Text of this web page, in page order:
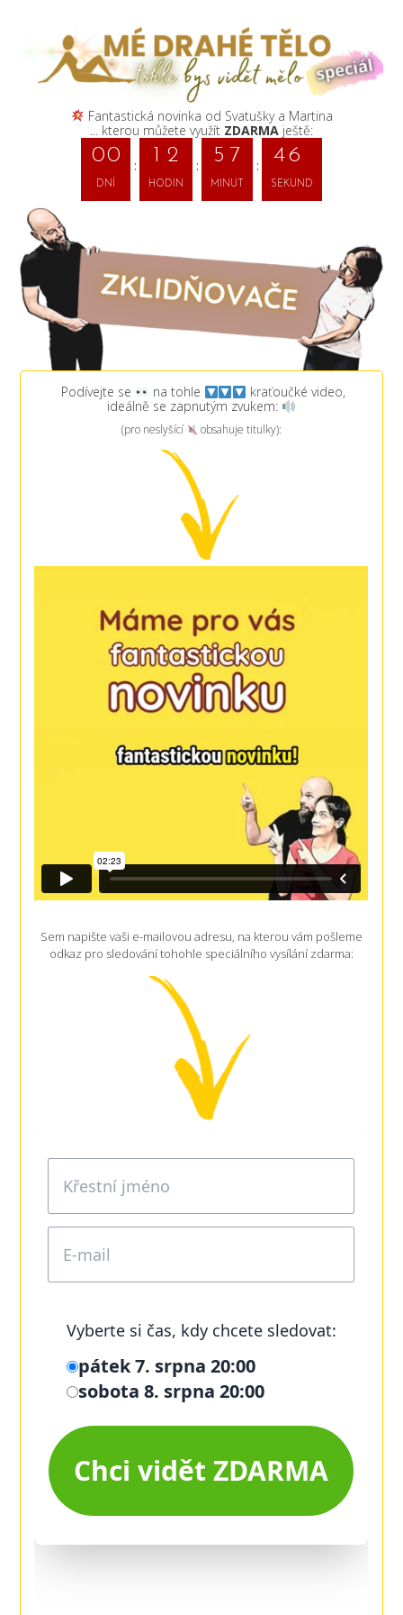
Fantastická novinka od Svatušky a Martina
... kterou můžete využít ZDARMA ještě:
00
DNÍ
1 2
HODIN
5 7
MINUT
4 6
SEKUND
Podívejte se na tohle
kraťoučké video,
ideálně se zapnutým zvukem:
(pro neslyšící obsahuje titulky):
Sem napište vaši e-mailovou adresu, na kterou vám pošleme
odkaz pro sledování tohohle speciálního vysílání zdarma: